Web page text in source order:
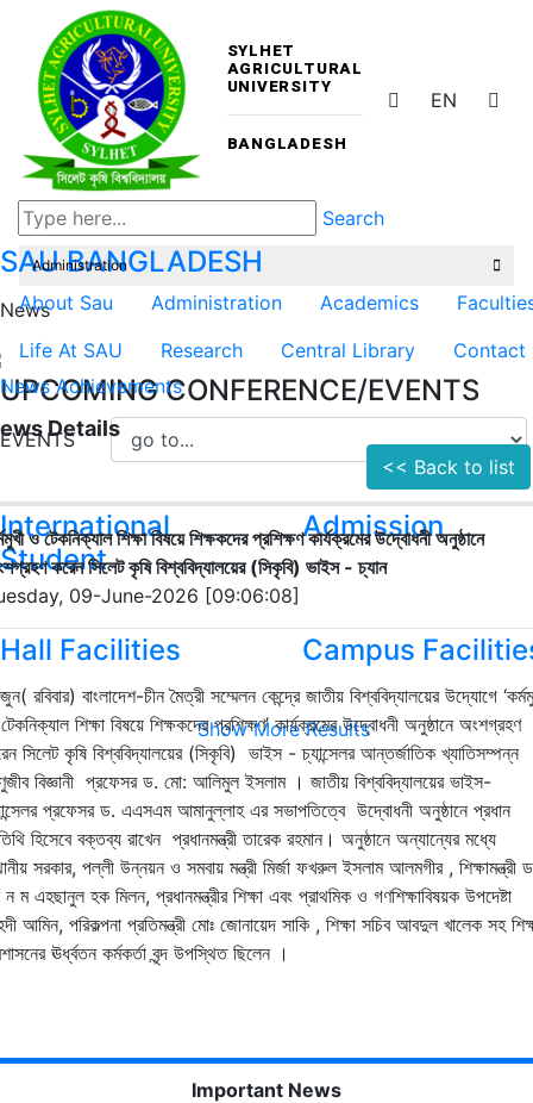
SYLHET
AGRICULTURAL
UNIVERSITY
BANGLADESH
EN
Search
SAUBANGLADESH
About Sau Administration Academics
Life At SAU
Research Central Library Contact
UPCOMING CONFERENCE/EVENTS
EVENTS
International
Student
Admission
Hall Facilities Campus
Show More Results
Administration
News
News Achievements
Details
<< Back to list
ও টেকনিক্যাল শিক্ষা বিষয়ে শিক্ষকদের প্রশিক্ষণ কার্যক্রমের উদ্বোধনী অনুষ্ঠানে
করেন সিলেট কৃষি বিশ্ববিদ্যালয়ের (সিকৃবি) ভাইস - চ্যান
09-June-2026 [09:06:08]
রবিবার) বাংলাদেশ-চীন মৈত্রী সম্মেলন কেন্দ্রে জাতীয় বিশ্ববিদ্যালয়ের উদ্যোগে
শিক্ষা বিষয়ে শিক্ষকদের প্রশিক্ষণ’ কার্যক্রমের উদ্বোধনী অনুষ্ঠানে অংশগ্রহণ
সিলেট কৃষি বিশ্ববিদ্যালয়ের (সিকৃবি) ভাইস - চ্যান্সেলর আন্তর্জাতিক খ্যাতিসম্পন্ন
বিজ্ঞানী প্রফেসর ড. মো: আলিমুল ইসলাম । জাতীয় বিশ্ববিদ্যালয়ের ভাইস-
প্রফেসর ড. এএসএম আমানুল্লাহ এর সভাপতিত্বে উদ্বোধনী অনুষ্ঠানে প্রধান
হিসেবে বক্তব্য রাখেন প্রধানমন্ত্রী তারেক রহমান। অনুষ্ঠানে অন্যান্যের মধ্যে
সরকার, পল্লী উন্নয়ন ও সমবায় মন্ত্রী মির্জা ফখরুল ইসলাম আলমগীর , শিক্ষামন্ত্রী
ম এহছানুল হক মিলন, প্রধানমন্ত্রীর শিক্ষা এবং প্রাথমিক ও গণশিক্ষাবিষয়ক উপদেষ্টা
আমিন, পরিকল্পনা প্রতিমন্ত্রী মোঃ জোনায়েদ সাকি , শিক্ষা সচিব আবদুল খালেক সহ
ঊর্ধ্বতন কর্মকর্তা বৃন্দ উপস্থিত ছিলেন ।
Important News